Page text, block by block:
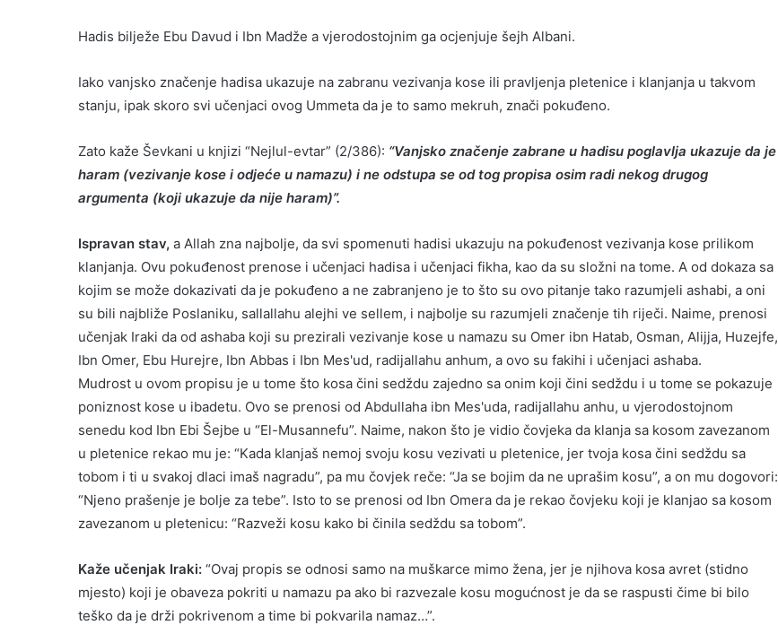
Hadis bilježe Ebu Davud i Ibn Madže a vjerodostojnim ga ocjenjuje šejh Albani.
Iako vanjsko značenje hadisa ukazuje na zabranu vezivanja kose ili pravljenja pletenice i klanjanja u takvom
stanju, ipak skoro svi učenjaci ovog Ummeta da je to samo mekruh, znači pokuđeno.
Zato kaže Ševkani u knjizi “Nejlul-evtar” (2/386): “Vanjsko značenje zabrane u hadisu poglavlja ukazuje da je
haram (vezivanje kose i odjeće u namazu) i ne odstupa se od tog propisa osim radi nekog drugog
argumenta (koji ukazuje da nije haram)”.
Ispravan stav, a Allah zna najbolje, da svi spomenuti hadisi ukazuju na pokuđenost vezivanja kose prilikom
klanjanja. Ovu pokuđenost prenose i učenjaci hadisa i učenjaci fikha, kao da su složni na tome. A od dokaza sa
kojim se može dokazivati da je pokuđeno a ne zabranjeno je to što su ovo pitanje tako razumjeli ashabi, a oni
su bili najbliže Poslaniku, sallallahu alejhi ve sellem, i najbolje su razumjeli značenje tih riječi. Naime, prenosi
učenjak Iraki da od ashaba koji su prezirali vezivanje kose u namazu su Omer ibn Hatab, Osman, Alijja, Huzejfe,
Ibn Omer, Ebu Hurejre, Ibn Abbas i Ibn Mes'ud, radijallahu anhum, a ovo su fakihi i učenjaci ashaba.
Mudrost u ovom propisu je u tome što kosa čini sedždu zajedno sa onim koji čini sedždu i u tome se pokazuje
poniznost kose u ibadetu. Ovo se prenosi od Abdullaha ibn Mes'uda, radijallahu anhu, u vjerodostojnom
senedu kod Ibn Ebi Šejbe u “El-Musannefu”. Naime, nakon što je vidio čovjeka da klanja sa kosom zavezanom
u pletenice rekao mu je: “Kada klanjaš nemoj svoju kosu vezivati u pletenice, jer tvoja kosa čini sedždu sa
tobom i ti u svakoj dlaci imaš nagradu”, pa mu čovjek reče: “Ja se bojim da ne uprašim kosu”, a on mu dogovori:
“Njeno prašenje je bolje za tebe”. Isto to se prenosi od Ibn Omera da je rekao čovjeku koji je klanjao sa kosom
zavezanom u pletenicu: “Razveži kosu kako bi činila sedždu sa tobom”.
Kaže učenjak Iraki: “Ovaj propis se odnosi samo na muškarce mimo žena, jer je njihova kosa avret (stidno
mjesto) koji je obaveza pokriti u namazu pa ako bi razvezale kosu mogućnost je da se raspusti čime bi bilo
teško da je drži pokrivenom a time bi pokvarila namaz…”.